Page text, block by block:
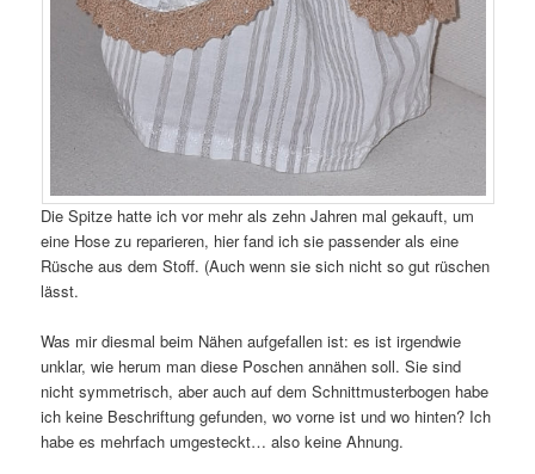
Die Spitze hatte ich vor mehr als zehn Jahren mal gekauft, um
eine Hose zu reparieren, hier fand ich sie passender als eine
Rüsche aus dem Stoff. (Auch wenn sie sich nicht so gut rüschen
lässt.
Was mir diesmal beim Nähen aufgefallen ist: es ist irgendwie
unklar, wie herum man diese Poschen annähen soll. Sie sind
nicht symmetrisch, aber auch auf dem Schnittmusterbogen habe
ich keine Beschriftung gefunden, wo vorne ist und wo hinten? Ich
habe es mehrfach umgesteckt… also keine Ahnung.